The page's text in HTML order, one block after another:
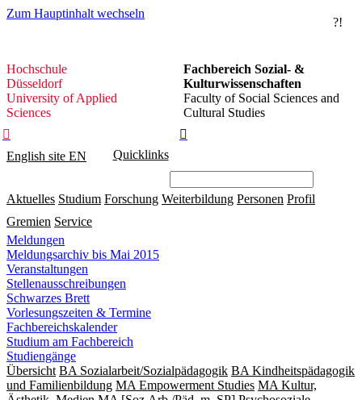
Zum Hauptinhalt wechseln
?!
Hochschule
Düsseldorf
Hochschule
Düsseldorf
University of Applied
Sciences
Fachbereich Sozial- &
Kulturwissenschaften
Faculty of Social Sciences and
Cultural Studies


English site EN Quicklinks
Aktuelles Studium Forschung Weiterbildung Personen Profil
Gremien Service
Meldungen
Meldungsarchiv bis Mai 2015
Veranstaltungen
Stellenausschreibungen
Schwarzes Brett
Vorlesungszeiten & Termine
Fachbereichskalender
Studium am Fachbereich
Studiengänge
Übersicht BA Sozialarbeit/Sozialpädagogik BA Kindheitspädagogik
und Familienbildung MA Empowerment Studies MA Kultur,